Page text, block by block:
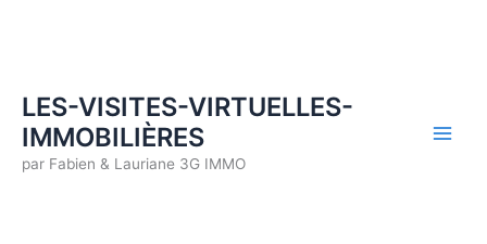
LES-VISITES-VIRTUELLES-
IMMOBILIÈRES
par Fabien & Lauriane 3G IMMO